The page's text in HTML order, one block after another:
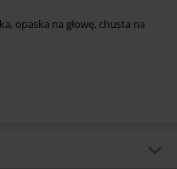
opaska na głowę, chusta na